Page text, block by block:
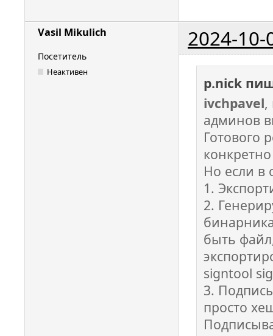
Vasil Mikulich 2024-10-
Посетитель
Неактивен
p.nick
ivchpavel,
админов
Готового
Но если в
1.
2.
быть
signtool
3.
просто